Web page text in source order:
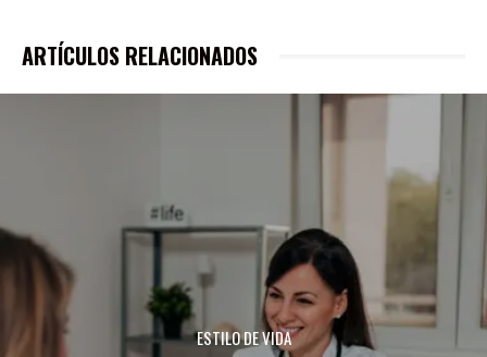
ARTÍCULOS RELACIONADOS
ESTILO DE VIDA